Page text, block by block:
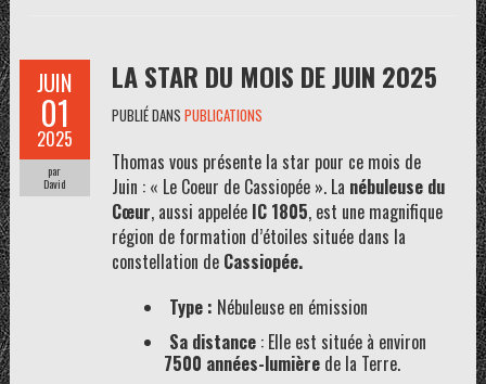
JUIN
01
2025
par
David
LA STAR DU MOIS DE JUIN 2025
PUBLIÉ DANS PUBLICATIONS
Thomas vous présente la star pour ce mois de
Juin : « Le Coeur de Cassiopée ». La nébuleuse du
Cœur, aussi appelée IC 1805, est une magnifique
région de formation d’étoiles située dans la
constellation de Cassiopée.
Type : Nébuleuse en émission
Sa distance: Elle est située à environ
7500 années-lumièrede la Terre.